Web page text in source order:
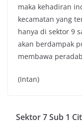
maka kehadiran
kecamatan yang
hanya di sektor 9
akan berdampak
membawa
(Intan)
Sektor 7 Sub 1